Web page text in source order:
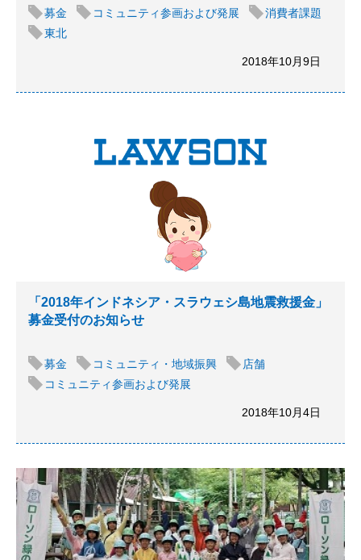
募金
コミュニティ参画および発展
消費者課題
東北
2018年10月9日
「2018年インドネシア・スラウェシ島地震救援金」
募金受付のお知らせ
募金 コミュニティ・地域振興
店舗
コミュニティ参画および発展
2018年10月4日